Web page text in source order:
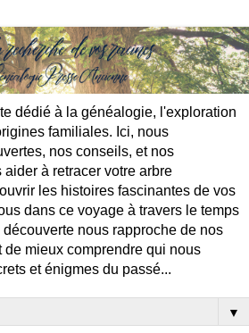
dédié à la généalogie, l'exploration
familiales. Ici, nous
nos conseils, et nos
à retracer votre arbre
les histoires fascinantes de vos
dans ce voyage à travers le temps
nous rapproche de nos
de mieux comprendre qui nous
et énigmes du passé...
▼